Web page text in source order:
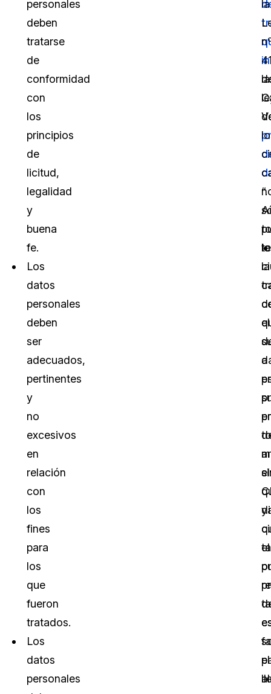
personales
deben
tratarse
de
conformidad
con
los
principios
de
licitud,
legalidad
y
buena
fe.
Los
datos
personales
deben
ser
adecuados,
pertinentes
y
no
excesivos
en
relación
con
los
fines
para
los
que
fueron
tratados.
Los
datos
personales
“.
el
a
el
el
la
la
el